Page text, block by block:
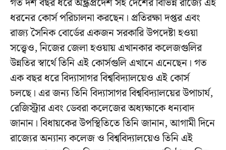
গত দশ বছর ধরে অন্ধ্রপ্রদেশ সহ দেশের বিভিন্ন রাজ্যে এই
ধরনের কোর্স পরিচালনা করছেন। প্রতিরক্ষা দপ্তর এবং
রাজ্য সৈনিক বোর্ডের একজন সরকারি উপদেষ্টা হওয়া
সত্ত্বেও, নিজের জেলা হওয়ায় এখানকার কলেজগুলির
উন্নতির স্বার্থে তিনি এই কোর্সগুলি এখানে এনেছেন। গত
এক বছর ধরে বিদ্যাসাগর বিশ্ববিদ্যালয়েও এই কোর্স
চলছে। এর জন্য তিনি বিদ্যাসাগর বিশ্ববিদ্যালয়ের উপাচার্য,
রেজিস্ট্রার এবং ডেবরা কলেজের অধ্যক্ষাকে ধন্যবাদ
জানান। বিধায়কের উপস্থিতিতে তিনি জানান, আগামী দিনে
রাজ্যের অন্যান্য কলেজ ও বিশ্ববিদ্যালয়েও তিনি এই